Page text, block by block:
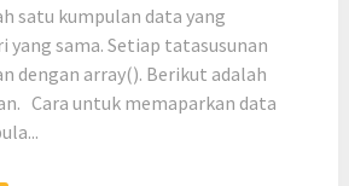
satu kumpulan data yang
yang sama. Setiap tatasusunan
dengan array(). Berikut adalah
Cara untuk memaparkan data